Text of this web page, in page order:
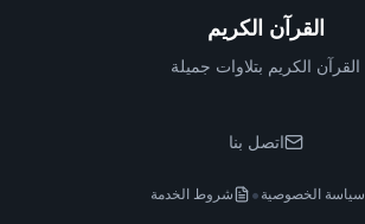
القرآن الكريم
القرآن الكريم بتلاوات جميلة
اتصل بنا
سياسة الخصوصية • شروط الخدمة